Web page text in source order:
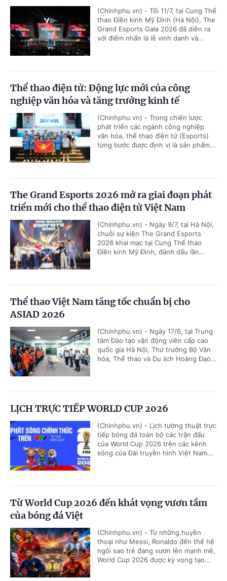
(Chinhphu.vn) - Tối 11/7, tại Cung Thể
thao Điền kinh Mỹ Đình (Hà Nội), The
Grand Esports Gala 2026 đã diễn ra
với điểm nhấn là lễ vinh danh và...
Thể thao điện tử: Động lực mới của công
nghiệp văn hóa và tăng trưởng kinh tế
(Chinhphu.vn) - Trong chiến lược
phát triển các ngành công nghiệp
văn hóa, thể thao điện tử (Esports)
từng bước được định vị là sản phẩm...
The Grand Esports 2026 mở ra giai đoạn phát
triển mới cho thể thao điện tử Việt Nam
(Chinhphu.vn) - Ngày 9/7, tại Hà Nội,
chuỗi sự kiện The Grand Esports
2026 khai mạc tại Cung Thể thao
Điền kinh Mỹ Đình, đánh dấu lần...
Thể thao Việt Nam tăng tốc chuẩn bị cho
ASIAD 2026
(Chinhphu.vn) - Ngày 17/6, tại Trung
tâm Đào tạo vận động viên cấp cao
quốc gia Hà Nội, Thứ trưởng Bộ Văn
hóa, Thể thao và Du lịch Hoàng Đạo...
LỊCH TRỰC TIẾP WORLD CUP 2026
(Chinhphu.vn) - Lịch tường thuật trực
tiếp bóng đá toàn bộ các trận đấu
của World Cup 2026 trên các kênh
sóng của Đài truyền hình Việt Nam...
Từ World Cup 2026 đến khát vọng vươn tầm
của bóng đá Việt
(Chinhphu.vn) - Từ những huyền
thoại như Messi, Ronaldo đến thế hệ
ngôi sao trẻ đang vươn lên mạnh mẽ,
World Cup 2026 được kỳ vọng tạo...